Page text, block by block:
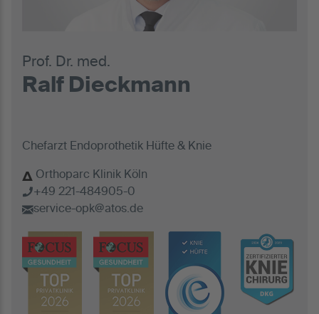
Prof. Dr. med.
Ralf Dieckmann
Chefarzt Endoprothetik Hüfte & Knie
Orthoparc Klinik Köln
+49 221-484905-0
service-opk@atos.de